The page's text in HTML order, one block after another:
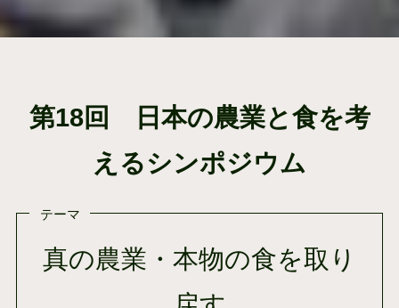
第18回 日本の農業と食を考
えるシンポジウム
テーマ
真の農業・本物の食を取り